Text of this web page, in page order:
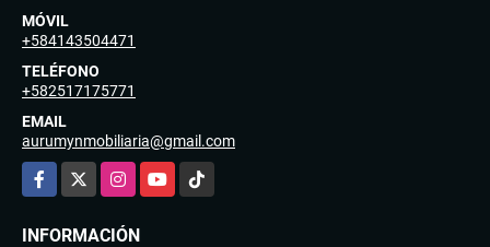
MÓVIL
+584143504471
TELÉFONO
+582517175771
EMAIL
aurumynmobiliaria@gmail.com
Facebook
InstagramYouTubeTikTok
INFORMACIÓN